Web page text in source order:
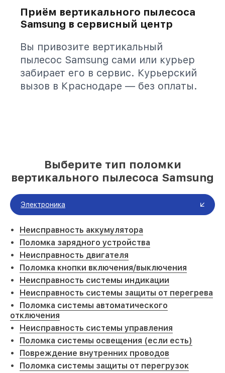
Приём вертикального пылесоса
Samsung в сервисный центр
Вы привозите вертикальный
пылесос Samsung сами или курьер
забирает его в сервис. Курьерский
вызов в Краснодаре — без оплаты.
Выберите тип поломки
вертикального пылесоса Samsung
Электроника
Неисправность аккумулятора
Поломка зарядного устройства
Неисправность двигателя
Поломка кнопки включения/выключения
Неисправность системы индикации
Неисправность системы защиты от перегрева
Поломка системы автоматического
отключения
Неисправность системы управления
Поломка системы освещения (если есть)
Повреждение внутренних проводов
Поломка системы защиты от перегрузок